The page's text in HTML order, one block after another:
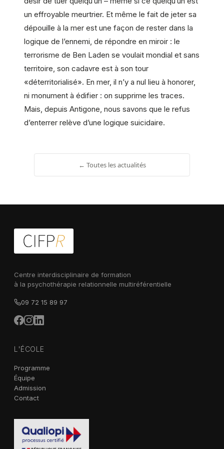
un effroyable meurtrier. Et même le fait de jeter sa
dépouille à la mer est une façon de rester dans la
logique de l’ennemi, de répondre en miroir : le
terrorisme de Ben Laden se voulait mondial et sans
territoire, son cadavre est à son tour
«déterritorialisé». En mer, il n’y a nul lieu à honorer,
ni monument à édifier : on supprime les traces.
Mais, depuis Antigone, nous savons que le refus
d’enterrer relève d’une logique suicidaire.
← Toutes les actualités
Centre interdisciplinaire de formation
à la psychothérapie relationnelle multiréférentielle
09 72 15 89 97
L'ÉCOLE
Programme
Équipe
Admission
Contact